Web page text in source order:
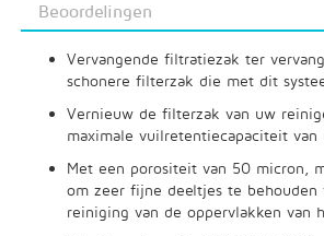
Beoordelingen
Vervangende filtratiezak ter
schonere filterzak die met dit
Vernieuw de filterzak van uw
maximale vuilretentiecapaciteit van
Met een porositeit van 50 micron,
om zeer fijne deeltjes te behouden
reiniging van de oppervlakken van